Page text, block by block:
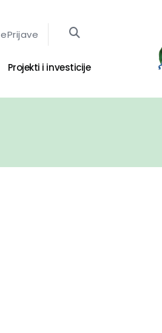
ePrijave
Projekti i investicije